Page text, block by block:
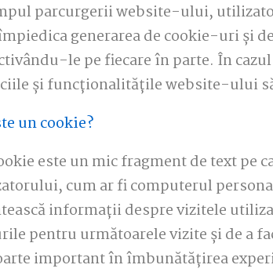
parcurgerii website-ului,
generarea de cookie-uri și
le pe fiecare în parte. În
și funcționalitățile website-ului
un cookie?
este un mic fragment de text
cum ar fi computerul
informații despre vizitele
pentru următoarele vizite și de a
important în îmbunătățirea